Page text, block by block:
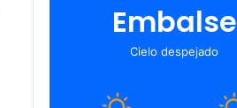
Embalse
Cielo despejado